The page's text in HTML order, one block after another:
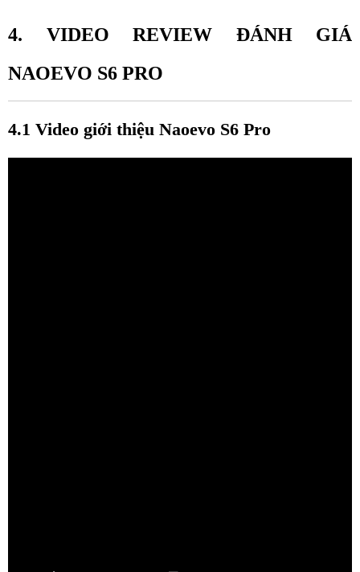
4. VIDEO REVIEW ĐÁNH GIÁ
NAOEVO S6 PRO
4.1 Video giới thiệu Naoevo S6 Pro